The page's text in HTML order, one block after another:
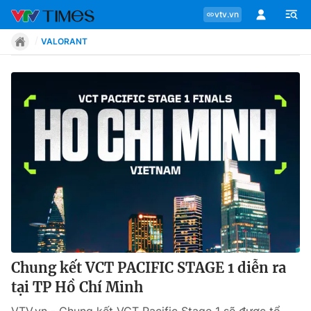
vtv.vn
Chuyên mục
Tin tức
Phong cách
Chân dung
VALORANT
Chung kết VCT PACIFIC STAGE 1 diễn ra
tại TP Hồ Chí Minh